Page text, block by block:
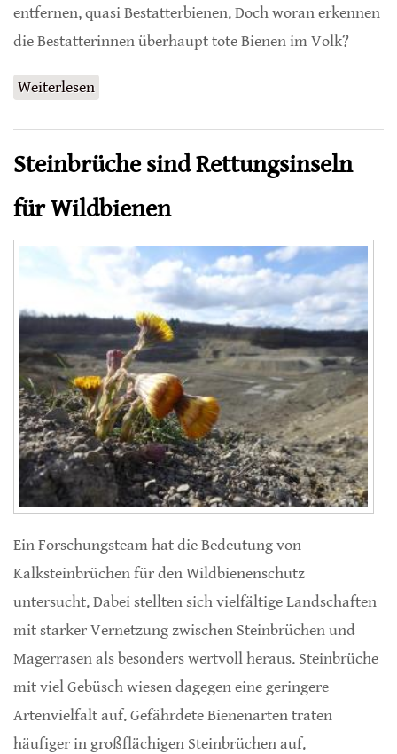
entfernen, quasi Bestatterbienen. Doch woran erkennen
die Bestatterinnen überhaupt tote Bienen im Volk?
Weiterlesen
Steinbrüche sind Rettungsinseln
für Wildbienen
Ein Forschungsteam hat die Bedeutung von
Kalksteinbrüchen für den Wildbienenschutz
untersucht. Dabei stellten sich vielfältige Landschaften
mit starker Vernetzung zwischen Steinbrüchen und
Magerrasen als besonders wertvoll heraus. Steinbrüche
mit viel Gebüsch wiesen dagegen eine geringere
Artenvielfalt auf. Gefährdete Bienenarten traten
häufiger in großflächigen Steinbrüchen auf.